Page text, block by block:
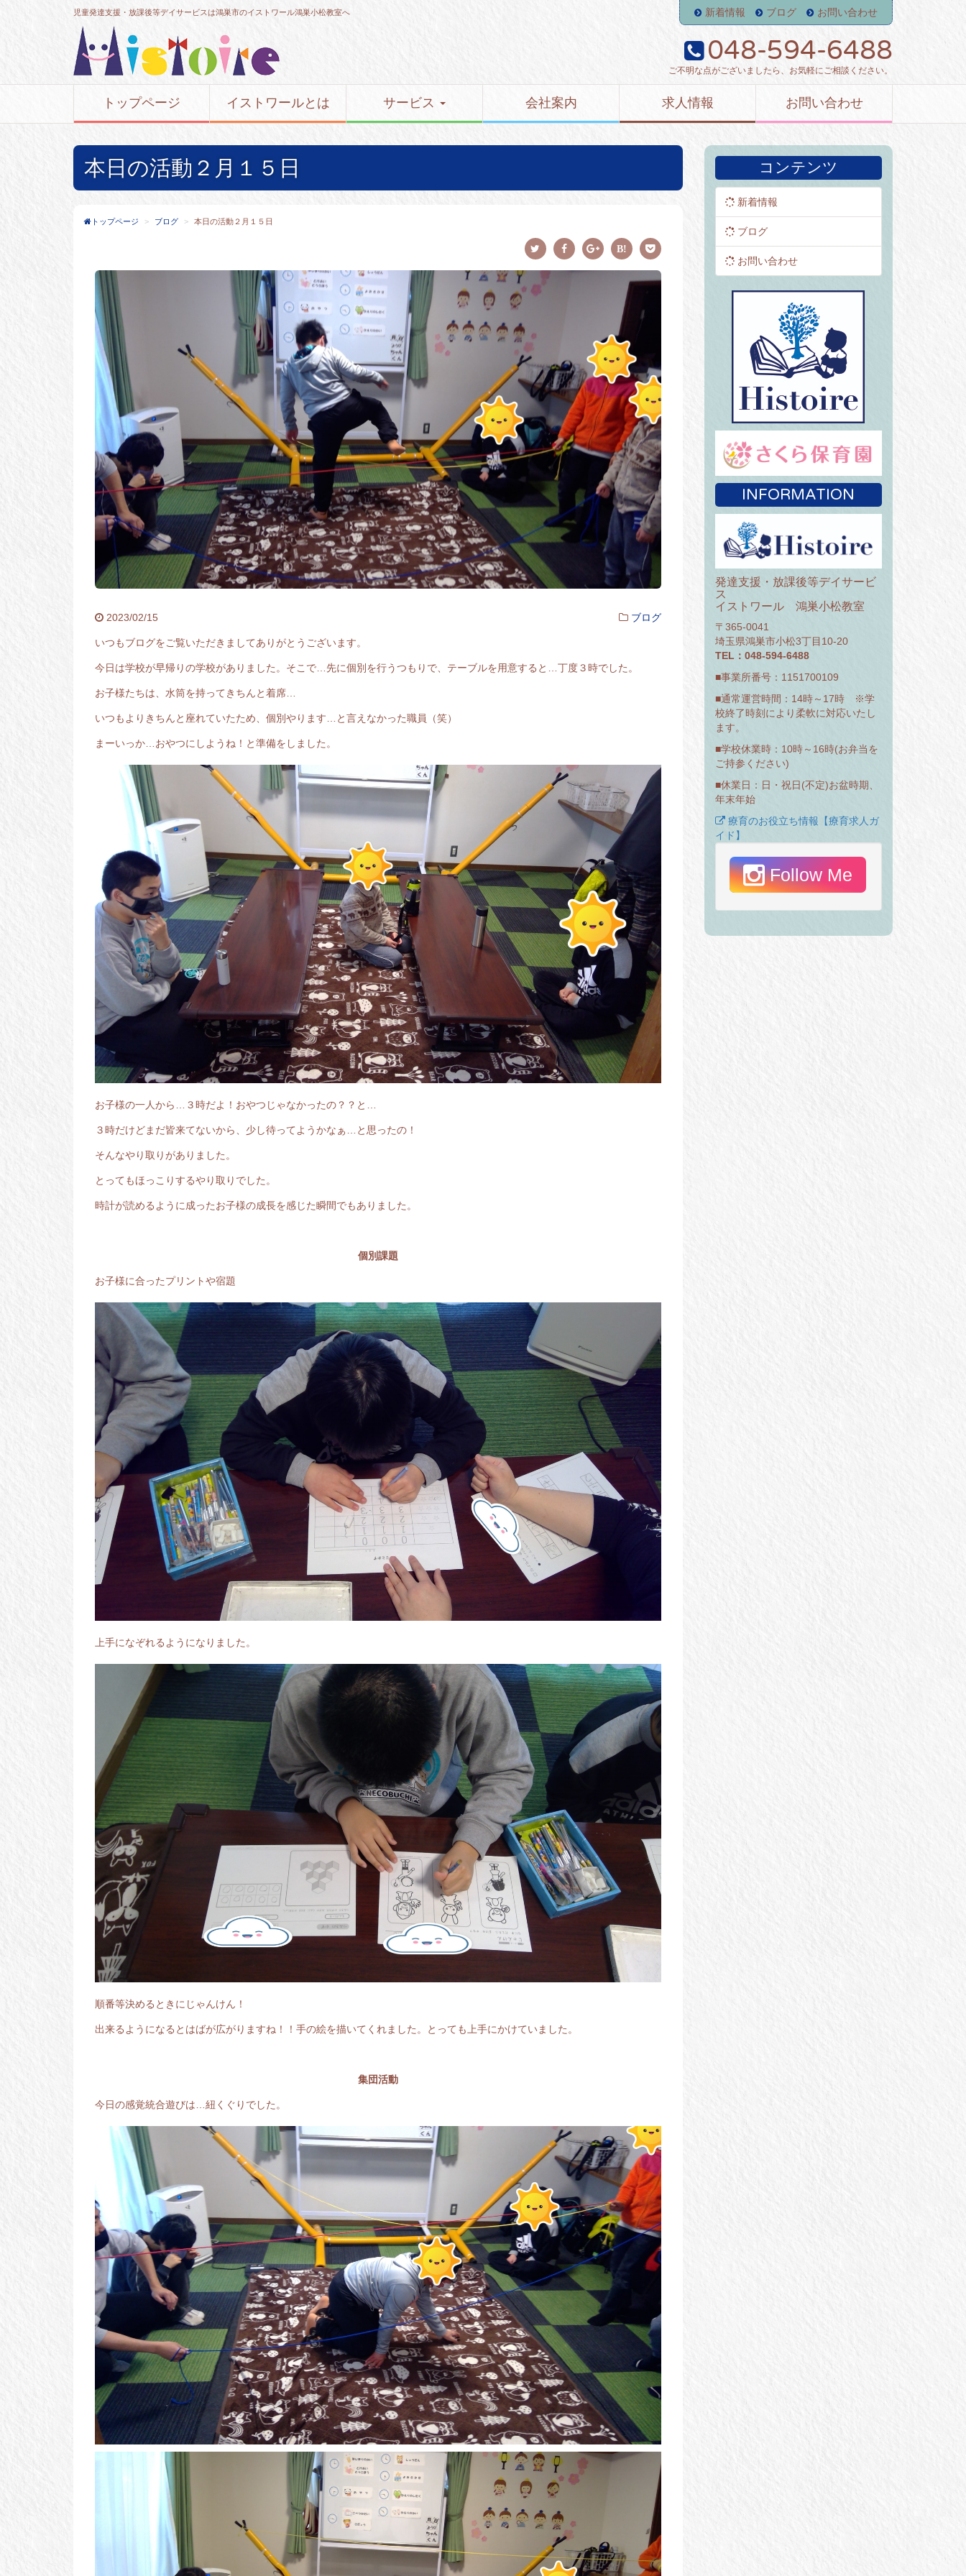
児童発達支援・放課後等デイサービスは鴻巣市のイストワール鴻巣小松教室へ 新着情報 ブログ お問い合わせ
048-594-6488
ご不明な点がございましたら、お気軽にご相談ください。
トップページ イストワールとは サービス 会社案内 求人情報 お問い合わせ
本日の活動２月１５日
トップページ ブログ 本日の活動２月１５日
2023/02/15 ブログ
いつもブログをご覧いただきましてありがとうございます。
今日は学校が早帰りの学校がありました。そこで…先に個別を行うつもりで、テーブルを用意すると…丁度３時でした。
お子様たちは、水筒を持ってきちんと着席…
いつもよりきちんと座れていたため、個別やります…と言えなかった職員（笑）
まーいっか…おやつにしようね！と準備をしました。
お子様の一人から…３時だよ！おやつじゃなかったの？？と…
３時だけどまだ皆来てないから、少し待ってようかなぁ…と思ったの！
そんなやり取りがありました。
とってもほっこりするやり取りでした。
時計が読めるように成ったお子様の成長を感じた瞬間でもありました。
個別課題
お子様に合ったプリントや宿題
上手になぞれるようになりました。
順番等決めるときにじゃんけん！
出来るようになるとはばが広がりますね！！手の絵を描いてくれました。とっても上手にかけていました。
集団活動
今日の感覚統合遊びは…紐くぐりでした。
コンテンツ
新着情報
ブログ
お問い合わせ
INFORMATION
発達支援・放課後等デイサービ
ス
イストワール 鴻巣小松教室
〒365-0041
埼玉県鴻巣市小松3丁目10-20
TEL：048-594-6488
■事業所番号：1151700109
■通常運営時間：14時～17時 ※学
校終了時刻により柔軟に対応いたし
ます。
■学校休業時：10時～16時(お弁当を
ご持参ください)
■休業日：日・祝日(不定)お盆時期、
年末年始
療育のお役立ち情報【療育求人ガ
イド】
Follow Me